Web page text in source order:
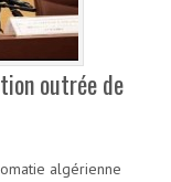
outrée de
algérienne